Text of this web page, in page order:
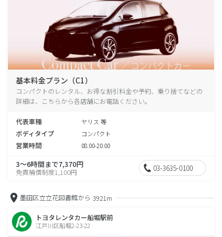
基本料金プラン（C1）
コンパクトのレンタル、お得な割引料金や予約、乗り捨てなどの
詳細は、こちらから各店舗にお電話ください。
代表車種 ヤリス 等
ボディタイプ コンパクト
営業時間 08:00-20:00
3～6時間まで7,370円
免責補償制度1,100円 03-3635-0100
墨田区立立花図書館から 3921m
トヨタレンタカー船堀駅前
江戸川区船堀2-23-22